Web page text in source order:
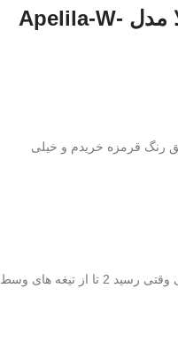
کالیمبا آپلیلا مدل Apelila-W-
رنگ قرمزه خریدم و خیلی
خیلی رنگش قشنگه صداشم همین طور ولی وقتی رسید 2 تا از تیغه های وسط